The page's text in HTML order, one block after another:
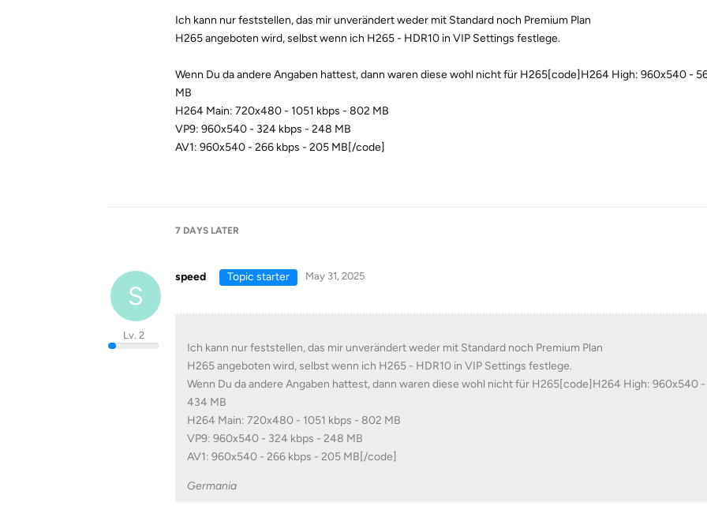
Ich kann nur feststellen, das mir unverändert weder mit Standard noch Premium Plan
H265 angeboten wird, selbst wenn ich H265 - HDR10 in VIP Settings festlege.
Wenn Du da andere Angaben hattest, dann waren diese wohl nicht für H265[code]H264 High: 960x540 -
MB
H264 Main: 720x480 - 1051 kbps - 802 MB
VP9: 960x540 - 324 kbps - 248 MB
AV1: 960x540 - 266 kbps - 205 MB[/code]
7 DAYS LATER
S
speed
Lv. 2
Topic starter May 31, 2025
Ich kann nur feststellen, das mir unverändert weder mit Standard noch Premium Plan
H265 angeboten wird, selbst wenn ich H265 - HDR10 in VIP Settings festlege.
Wenn Du da andere Angaben hattest, dann waren diese wohl nicht für H265[code]H264 High: 960x540
434 MB
H264 Main: 720x480 - 1051 kbps - 802 MB
VP9: 960x540 - 324 kbps - 248 MB
AV1: 960x540 - 266 kbps - 205 MB[/code]
Germania